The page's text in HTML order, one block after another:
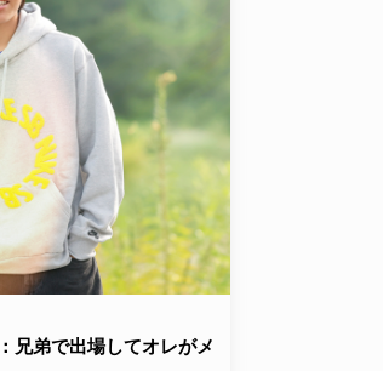
兄弟で出場してオレがメ